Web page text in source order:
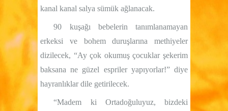
kanal kanal salya sümük ağlanacak.
90 kuşağı bebelerin tanımlanamayan
erkeksi ve bohem duruşlarına methiyeler
dizilecek, “Ay çok okumuş çocuklar şekerim
baksana ne güzel espriler yapıyorlar!” diye
hayranlıklar dile getirilecek.
“Madem ki Ortadoğuluyuz, bizdeki